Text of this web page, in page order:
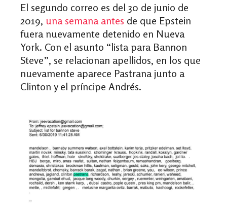
El segundo correo es del 30 de junio de
2019, una semana antes de que Epstein
fuera nuevamente detenido en Nueva
York. Con el asunto “lista para Bannon
Steve”, se relacionan apellidos, en los que
nuevamente aparece Pastrana junto a
Clinton y el príncipe Andrés.